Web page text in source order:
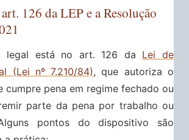
126 da LEP e a Resolução
legal está no art. 126 da Lei de
(Lei nº 7.210/84), que autoriza o
cumpre pena em regime fechado ou
parte da pena por trabalho ou
pontos do dispositivo são